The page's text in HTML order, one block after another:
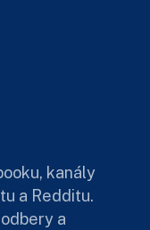
kanály
a Redditu.
a